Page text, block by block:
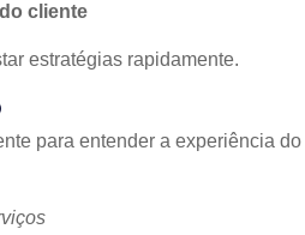
cliente
estratégias rapidamente.
para entender a experiência do